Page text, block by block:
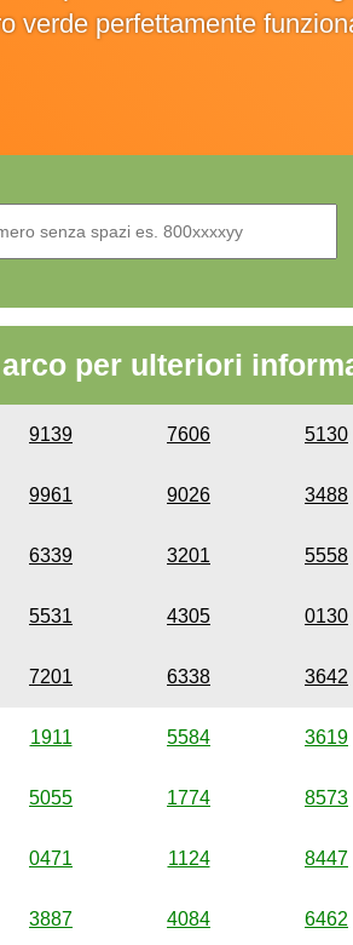
verde perfettamente
per ulteriori
9139 7606 5130
9961 9026 3488
6339 3201 5558
5531 4305 0130
7201 6338 3642
1911 5584 3619
5055 1774 8573
0471 1124 8447
3887 4084 6462